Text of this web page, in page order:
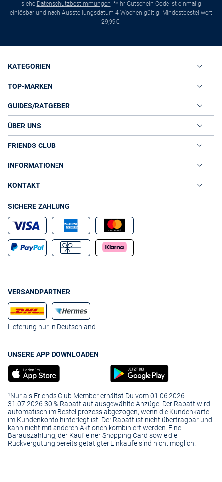
siehe Datenschutzbestimmungen. **Ihr Gutschein-Code ist einmalig
einlösbar und nach Ausstellungsdatum 4 Wochen gültig. Mindestbestellwert
29,99€.
KATEGORIEN
TOP-MARKEN
GUIDES/RATGEBER
ÜBER UNS
FRIENDS CLUB
INFORMATIONEN
KONTAKT
SICHERE ZAHLUNG
VERSANDPARTNER
Lieferung nur in Deutschland
UNSERE APP DOWNLOADEN
¹Nur als Friends Club Member erhältst Du vom 01.06.2026 -
31.07.2026 30 % Rabatt auf ausgewählte Anzüge. Der Rabatt wird
automatisch im Bestellprozess abgezogen, wenn die Kundenkarte
im Kundenkonto hinterlegt ist. Der Rabatt ist nicht übertragbar und
kann nicht mit anderen Aktionen kombiniert werden. Eine
Barauszahlung, der Kauf einer Shopping Card sowie die
Rückvergütung bereits getätigter Einkäufe sind nicht möglich.